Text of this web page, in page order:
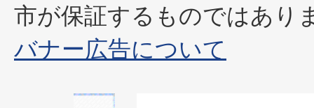
市が保証するものではあり
バナー広告について